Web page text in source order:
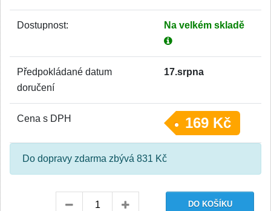
Dostupnost: Na velkém skladě
Předpokládané datum
doručení
17.srpna
Cena s DPH 169 Kč
Do dopravy zdarma zbývá 831 Kč